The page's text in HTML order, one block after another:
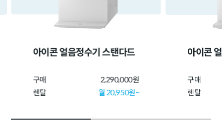
아이콘 얼음정수기 스탠다드
구매
2,290,000원
렌탈
월 20,950원~
아이콘
구매
렌탈